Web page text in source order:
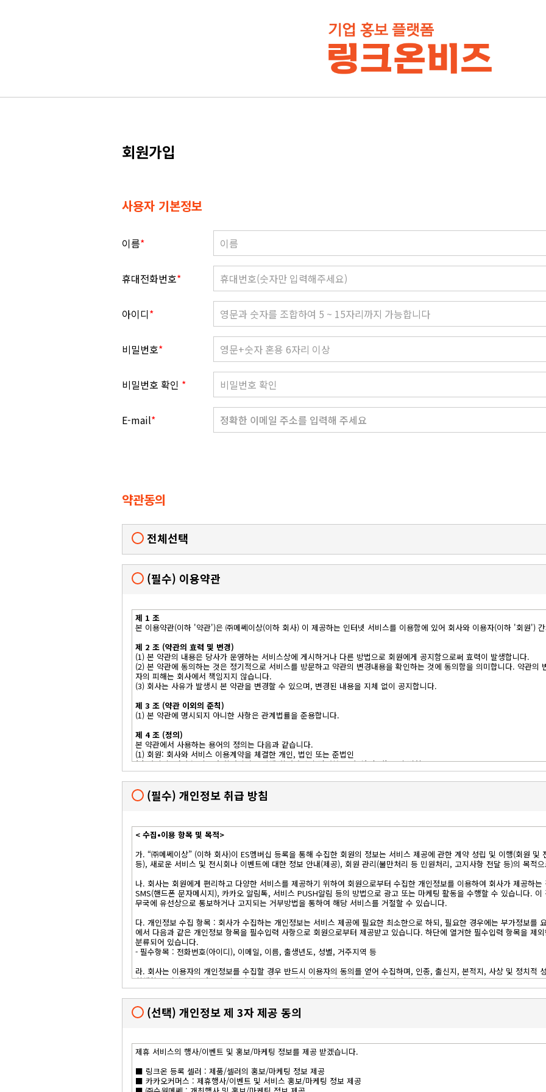
회원가입
사용자 기본정보
이름*
휴대전화번호*
아이디*
비밀번호*
비밀번호 확인 *
E-mail*
약관동의
전체선택
(필수) 이용약관
제 1 조
본 이용약관(이하 '약관')은 ㈜메쎄이상(이하 회사) 이 제공하는 인터넷 서비스를 이용함에 있어 회사와 이용자(이하 '회원')
제 2 조 (약관의 효력 및 변경)
(1) 본 약관의 내용은 당사가 운영하는 서비스상에 게시하거나 다른 방법으로 회원에게 공지함으로써 효력이 발생합니다.
(2) 본 약관에 동의하는 것은 정기적으로 서비스를 방문하고 약관의 변경내용을 확인하는 것에 동의함을 의미합니다. 약관의
자의 피해는 회사에서 책임지지 않습니다.
(3) 회사는 사유가 발생시 본 약관을 변경할 수 있으며, 변경된 내용을 지체 없이 공지합니다.
제 3 조 (약관 이외의 준칙)
(1) 본 약관에 명시되지 아니한 사항은 관계법률을 준용합니다.
제 4 조 (정의)
본 약관에서 사용하는 용어의 정의는 다음과 같습니다.
(1) 회원: 회사와 서비스 이용계약을 체결한 개인, 법인 또는 준법인
(2) 아이디: 서비스 이용과 회원식별을 위해 회원가입시 작성한 문자열(+숫자)로 된 별칭
(3) 비밀번호 : 아이디의 보안사용을 위해 회원가입시 작성한 문자와 숫자, 특수기호 조합
(4) 탈퇴 : 서비스에 가입한 회원이 서비스 이용을 철회하는 것
제 5 조 (이용계약)
제 6 조 (가입 및 승인)
(1) 신청자는 서비스의 회원가입 기능을 통해 가입양식을 작성, 제출함으로서 이용신청 할 수 있습니다.
(2) 회원의 가입신청에 대하여 회사가 (자동)승인하면 가입이 완료됩니다.
(3) 회원은 서비스가 요청하는 본인의 성명, 이메일 등 운영에 필수적인 개인정보를 제공해야만 서비스에 가입 할 수 있으며,
권리를 주장할 수 없습니다.
제 7 조 (서비스의 내용) 본 서비스에서 제공되는 섹션
------------------------------------------
1. B2B 플랫폼 서비스(제품 상세정보 제공, B2B 거래 중개, 관심 제품/셀러/회원관리)
2. O2O 전시회 서비스(온라인 제품디렉토리, 관심 행사관리, 전시회 사전등록, 참가업체 방문 관리)
3. 커뮤니티(공지사항, 문의 등)
------------------------------------------
제 8 조 (회원이 작성한 컨텐츠의 관리)
회원이 작성한 게시물 등 컨텐츠의 내용이 타인의 명예와 권리를 훼손하거나 현행법을 위반하는 내용 혹은 범죄행위와 관련
수 있습니다.
제 9 조 (저작권)
(1) '회사'가 제작한 컨텐츠의 저작권은 ㈜메쎄이상에 귀속됩니다.
(2) 서비스 가입회원이 타인의 저작권을 무단 도용하고 게시한 경우 책임은 게시물을 작성한 회원에게 모든 책임이 있습니다.
(1) '회사'는 서비스를 위한 서버∙통신장비의 유지보수와 교체, 인프라 장애 등의 사유가 발생한 경우에는 서비스 가동을 중
단할 수 있습니다.
(2) 이 경우 회사는 이용자들이 인지하기 쉬운 방법을 통해 사전 공지를 합니다. 다만 사전 통지가 불가능한 갑작스런 장애상
제 11 조 (회사의 의무)
(필수) 개인정보 취급 방침
< 수집•이용 항목 및 목적>
가. “㈜메쎄이상” (이하 회사)이 ES멤버십 등록을 통해 수집한 회원의 정보는 서비스 제공에 관한 계약 성립 및 이행(회원 및
등), 새로운 서비스 및 전시회나 이벤트에 대한 정보 안내(제공), 회원 관리(불만처리 등 민원처리, 고지사항 전달 등)의 목적
나. 회사는 회원에게 편리하고 다양한 서비스를 제공하기 위하여 회원으로부터 수집한 개인정보를 이용하여 회사가 제공하
SMS(핸드폰 문자메시지), 카카오 알림톡, 서비스 PUSH알림 등의 방법으로 광고 또는 마케팅 활동을 수행할 수 있습니다.
무국에 유선상으로 통보하거나 고지되는 거부방법을 통하여 해당 서비스를 거절할 수 있습니다.
다. 개인정보 수집 항목 : 회사가 수집하는 개인정보는 서비스 제공에 필요한 최소한으로 하되, 필요한 경우에는 부가정보를
에서 다음과 같은 개인정보 항목을 필수입력 사항으로 회원으로부터 제공받고 있습니다. 하단에 열거한 필수입력 항목을 제
분류되어 있습니다.
- 필수항목 : 전화번호(아이디), 이메일, 이름, 출생년도, 성별, 거주지역 등
라. 회사는 이용자의 개인정보를 수집할 경우 반드시 이용자의 동의를 얻어 수집하며, 인종, 출신지, 본적지, 사상 및 정치적
침해할 우려가 있는 정보는 이용자의 동의 또는 법령의 규정에 의한 경우가 아니면 수집하지 않습니다.
마. 회사는 다음과 같은 방법으로 개인정보를 수집할 수 있습니다.
- 홈페이지, 전화, 고객센터 문의(유선/이메일), 사전/현장등록, 이벤트 응모, 제휴 서비스, 모바일 어플리케이션, 기타
<개인정보의 3자제공 및 취급위탁>
■ ㈜이상네트웍스 : 홈페이지 유지보수 및 서버관리, 데이터 가공 업무
■ 세종텔레콤 : 080 무료 수신거부 서비스 위탁 운영
(선택) 개인정보 제 3자 제공 동의
제휴 서비스의 행사/이벤트 및 홍보/마케팅 정보를 제공 받겠습니다.
■ 링크온 등록 셀러 : 제품/셀러의 홍보/마케팅 정보 제공
■ 카카오커머스 : 제휴행사/이벤트 및 서비스 홍보/마케팅 정보 제공